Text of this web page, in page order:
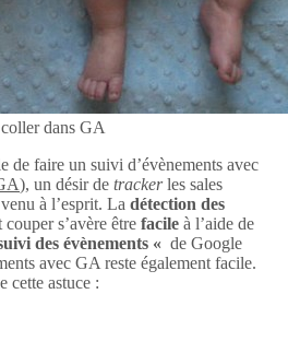
dans GA
de faire un suivi d’évènements avec
), un désir de trackerles sales
venu à l’esprit. La détection des
s’avère être facile à l’aide de
des évènements « de Google
avec GA reste également facile.
cette astuce :